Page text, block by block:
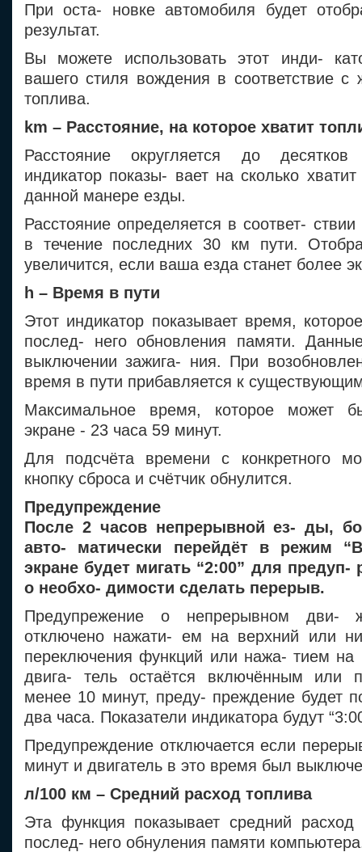
При оста- новке автомобиля будет
результат.
Вы можете использовать этот инди-
вашего стиля вождения в соответствие
топлива.
km – Расстояние, на которое хватит
Расстояние округляется до
индикатор показы- вает на сколько
данной манере езды.
Расстояние определяется в соответ-
в течение последних 30 км пути.
увеличится, если ваша езда станет более
h – Время в пути
Этот индикатор показывает время,
послед- него обновления памяти.
выключении зажига- ния. При
время в пути прибавляется к
Максимальное время, которое может
экране - 23 часа 59 минут.
Для подсчёта времени с конкретного
кнопку сброса и счётчик обнулится.
Предупреждение
После 2 часов непрерывной ез- ды,
авто- матически перейдёт в режим
экране будет мигать “2:00” для предуп-
о необхо- димости сделать перерыв.
Предупрежение о непрерывном дви-
отключено нажати- ем на верхний или
переключения функций или нажа- тием на
двига- тель остаётся включённым или
менее 10 минут, преду- преждение будет
два часа. Показатели индикатора будут
Предупреждение отключается если
минут и двигатель в это время был
л/100 км – Средний расход топлива
Эта функция показывает средний
послед- него обнуления памяти